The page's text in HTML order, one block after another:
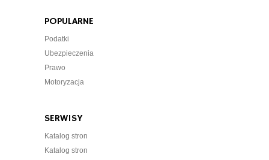
POPULARNE
Podatki
Ubezpieczenia
Prawo
Motoryzacja
SERWISY
Katalog stron
Katalog stron